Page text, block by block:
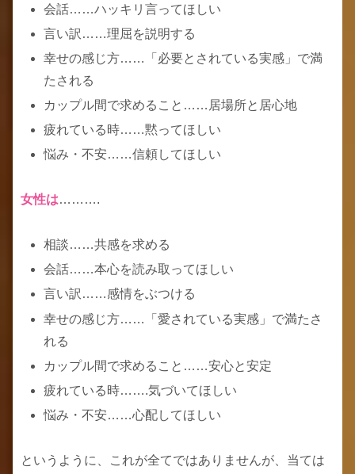
会話……ハッキリ言ってほしい
言い訳……理屈を説明する
幸せの感じ方……「必要とされている実感」で満
たされる
カップル間で求めること……居場所と居心地
疲れている時……黙ってほしい
悩み・不安……信頼してほしい
女性は……….
相談……共感を求める
会話……本心を読み取ってほしい
言い訳……感情をぶつける
幸せの感じ方……「愛されている実感」で満たさ
れる
カップル間で求めること……安心と安定
疲れている時…….気づいてほしい
悩み・不安……心配してほしい
というように、これが全てではありませんが、当ては